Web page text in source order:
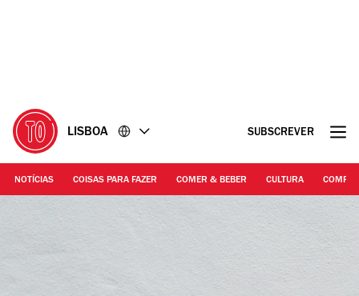
LISBOA SUBSCREVER
NOTÍCIAS COISAS PARA FAZER COMER & BEBER CULTURA